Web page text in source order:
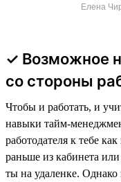
Елена
✓ Возможное
со стороны
Чтобы и работать, и
навыки тайм-
работодателя к тебе
раньше из кабинета
ты на удаленке. Однако